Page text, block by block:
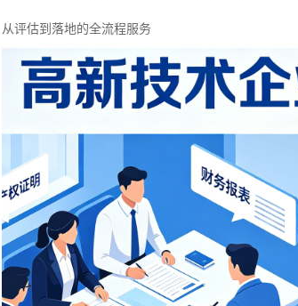
从评估到落地的全流程服务